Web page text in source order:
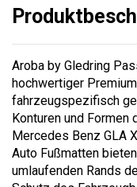
Aroba by Gledring
hochwertiger
fahrzeugspezifisch
Konturen und
Mercedes Benz GLA
Auto Fußmatten
umlaufenden Rands